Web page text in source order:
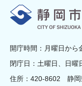
開庁時間：月曜日か
閉庁日：土曜日、日曜
住所：420-8602 静岡